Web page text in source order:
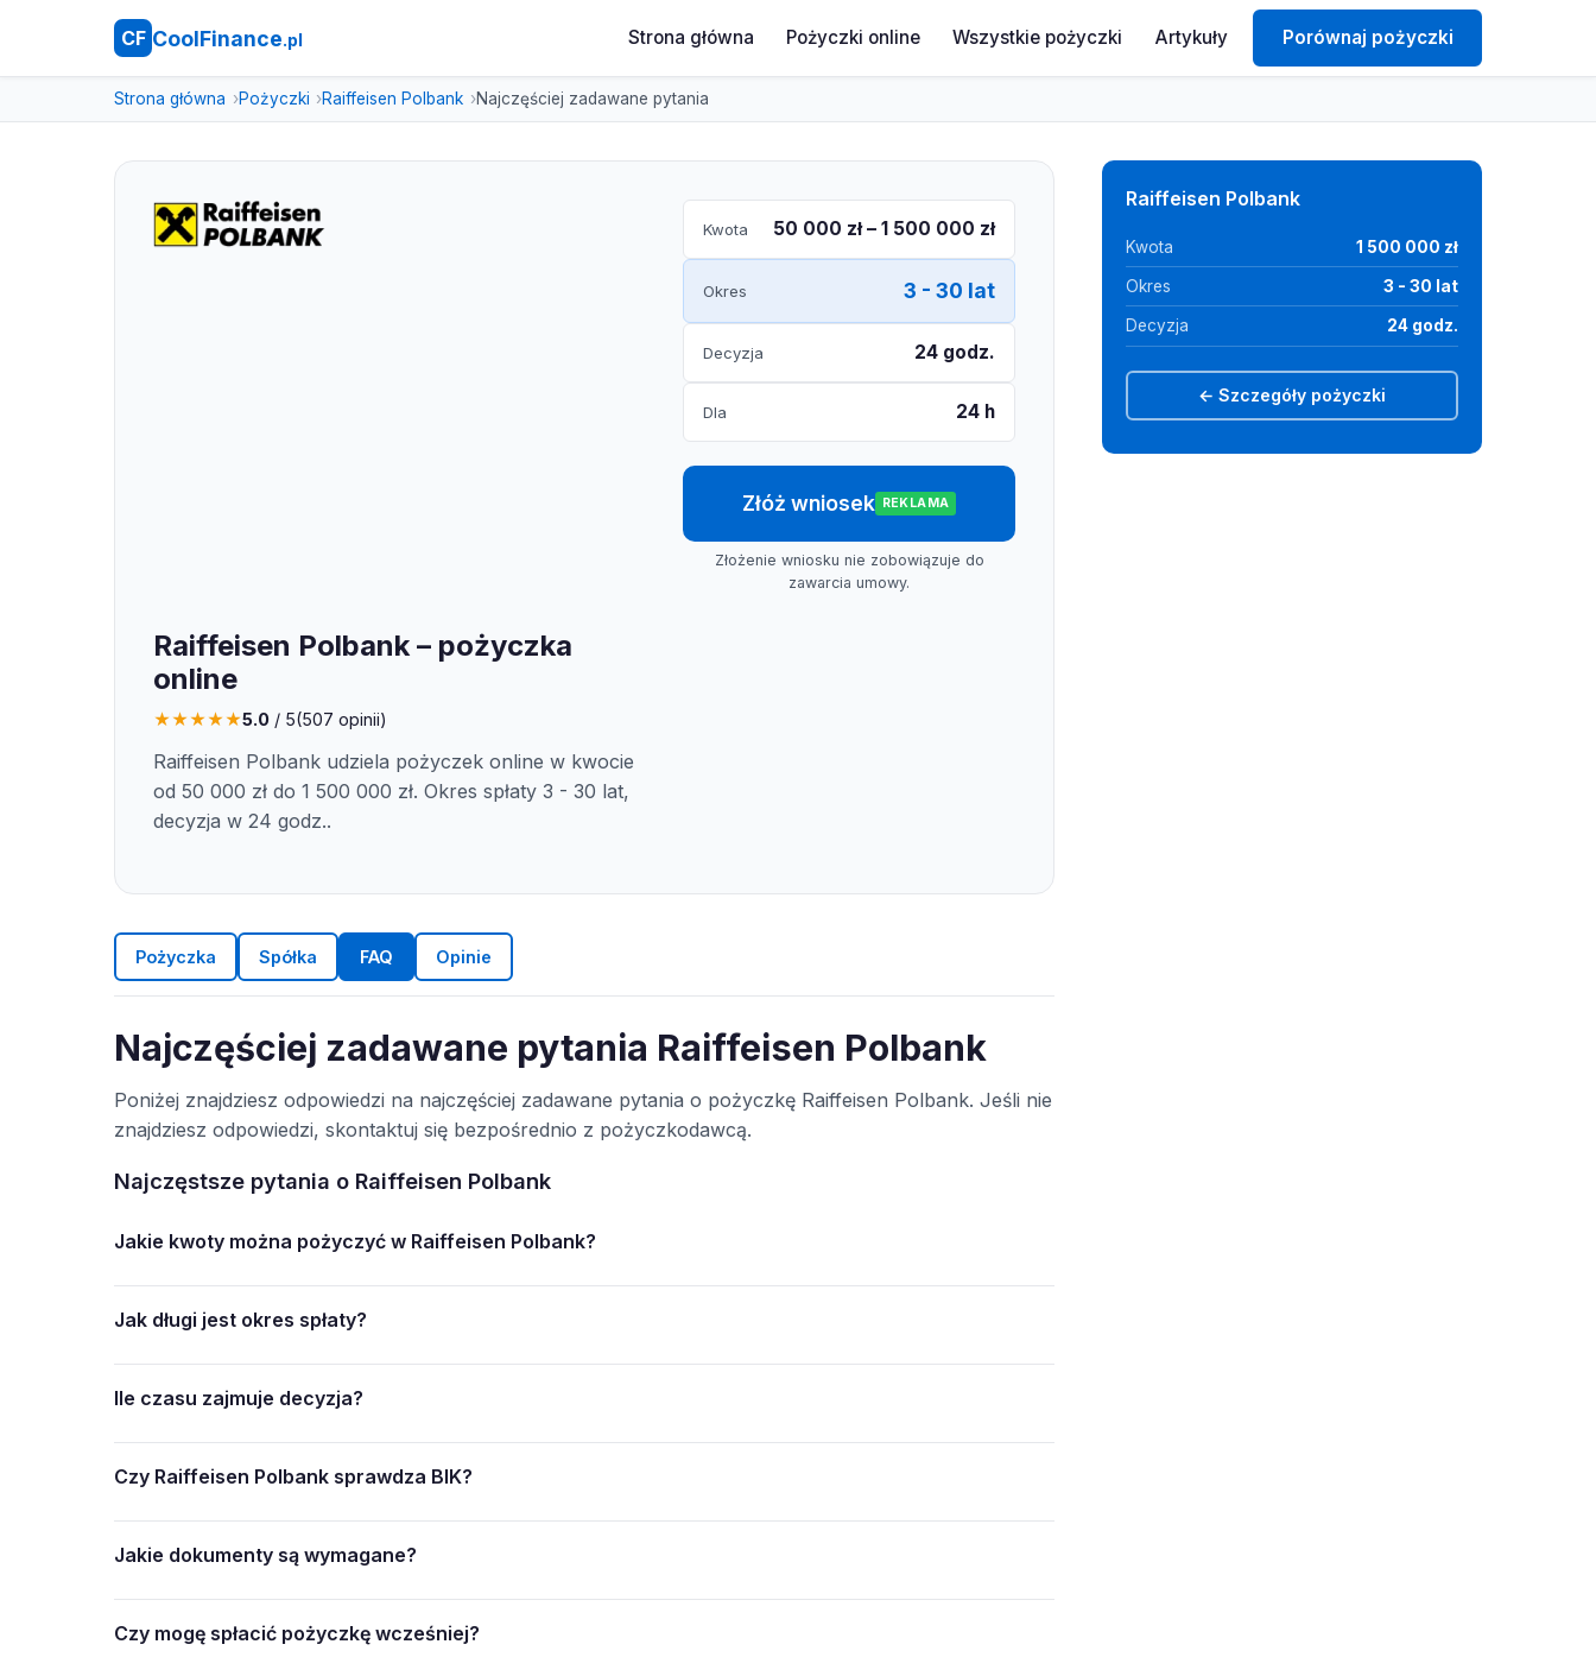
CF CoolFinance.pl Strona główna Pożyczki online Wszystkie pożyczki Artykuły Porównaj pożyczki
Strona główna Pożyczki Raiffeisen Polbank Najczęściej zadawane pytania
Raiffeisen Polbank – pożyczka
online
★★★★★5.0 / 5(507 opinii)
Raiffeisen Polbank udziela pożyczek online w kwocie
od 50 000 zł do 1 500 000 zł. Okres spłaty 3 - 30 lat,
decyzja w 24 godz..
Kwota 50 000 zł – 1 500 000 zł
Okres 3 - 30 lat
Decyzja 24 godz.
Dla 24 h
Złóż wniosek REKLAMA
Złożenie wniosku nie zobowiązuje do
zawarcia umowy.
Pożyczka Spółka FAQ Opinie
Najczęściej zadawane pytania Raiffeisen Polbank
Poniżej znajdziesz odpowiedzi na najczęściej zadawane pytania o pożyczkę Raiffeisen Polbank. Jeśli nie
znajdziesz odpowiedzi, skontaktuj się bezpośrednio z pożyczkodawcą.
Najczęstsze pytania o Raiffeisen Polbank
Jakie kwoty można pożyczyć w Raiffeisen Polbank?
Jak długi jest okres spłaty?
Ile czasu zajmuje decyzja?
Czy Raiffeisen Polbank sprawdza BIK?
Jakie dokumenty są wymagane?
Czy mogę spłacić pożyczkę wcześniej?
Raiffeisen Polbank
Kwota 1 500 000 zł
Okres 3 - 30 lat
Decyzja 24 godz.
← Szczegóły pożyczki